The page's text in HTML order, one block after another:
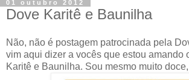
01 outubro 2012
Dove Karitê e Baunilha
Não, não é postagem patrocinada pela
vim aqui dizer a vocês que estou amando
Karitê e Baunilha. Sou mesmo muito